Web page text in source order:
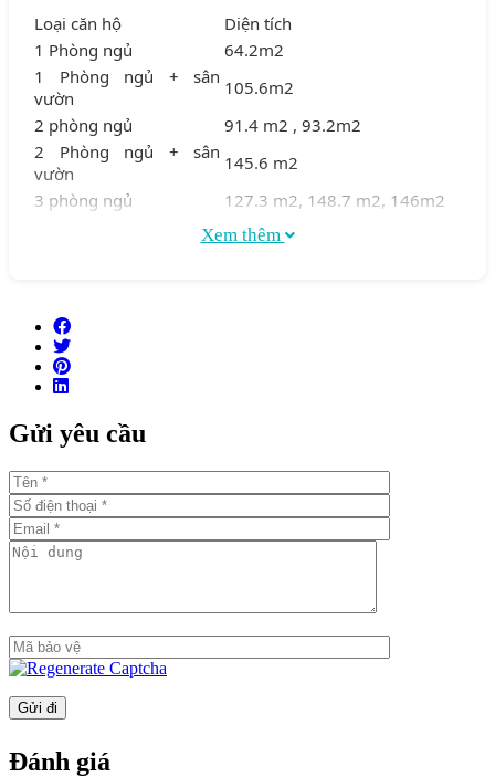
Loại căn hộ
Diện tích
1 Phòng ngủ
64.2m2
1 Phòng ngủ + sân
vườn
105.6m2
2 phòng ngủ
91.4 m2 , 93.2m2
2 Phòng ngủ + sân
vườn
145.6 m2
3 phòng ngủ
127.3 m2, 148.7 m2, 146m2
3 phòng ngủ + sân 211.3 m2
Hồ bơi nước ấm
Phòng tập thể dục
BBQ
Sân vườn
Hầm đậu xe hơi
Phòng cộng đồng
Sảnh lễ tân
Liden Residences mang đến cho cư dân không gian sống
Tọa lạc tại trung tâm của bán đảo Thủ Thiêm, Linden
nhiều cây xanh.
Công ty còn nhiều căn hộ Empire City bán và cho thuê
khác tại:
https://empirecityhcmc.com/empire-city-ban/
Xem thêm
Gửi yêu cầu
Đánh giá